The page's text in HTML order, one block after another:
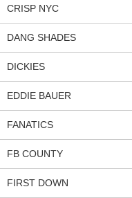
CRISP NYC
DANG SHADES
DICKIES
EDDIE BAUER
FANATICS
FB COUNTY
FIRST DOWN